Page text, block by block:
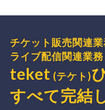
チケット販売関連業
ライブ配信関連業務
teket (テケト)
すべて完結